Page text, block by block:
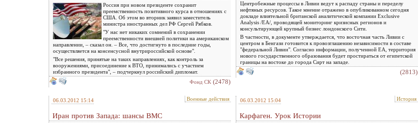
Россия при новом президенте сохранит
преемственность позитивного курса в отношениях с
США. Об этом во вторник заявил заместитель
министра иностранных дел РФ Сергей Рябков.
"У нас нет никаких сомнений в сохранении
преемственности внешней политики на американском
направлении, – сказал он. – Все, что достигнуто в последние годы,
осуществляется на консенсусной внутрироссийской основе".
"Все решения, принятые на таких направлениях, как контроль за
вооружениями, присоединение к ВТО, принимались с участием
избранного президента", – подчеркнул российский дипломат.
Фонд СК (2478)
Центробежные процессы в Ливии ведут к распаду страны и переделу
нефтяных ресурсов. Такое мнение отражено в опубликованном сегодня
докладе влиятельной британской аналитической компании Exclusive
Analysis /EA/, проводящей мониторинг кризисных регионов и
консультирующей крупный бизнес лондонского Сити.
В частности, в документе утверждается, что восточная часть Ливии с
центром в Бенгази готовится к провозглашению независимости в составе
"федеральной Ливии". Согласно информации, полученной ЕА, территория
нового государственного образования будет простираться от египетской
границы на востоке до города Сирт на западе.
(2813)
06.03.2012 15:14 Военные действия
Иран против Запада: шансы ВМС
06.03.2012 15:04 История
Карфаген. Урок Истории